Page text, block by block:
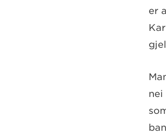
er
nei